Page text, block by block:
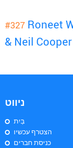
#327 Roneet
& Neil
ניווט
בַּיִת
הצטרף עכשיו
כניסת חברים